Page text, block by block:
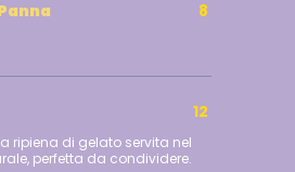
8
ripiena di gelato servita nel
perfetta da condividere.
12